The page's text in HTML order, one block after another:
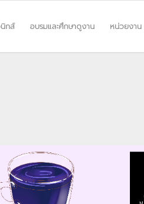
กส์ อบรมและศึกษาดูงาน หน่วยงาน